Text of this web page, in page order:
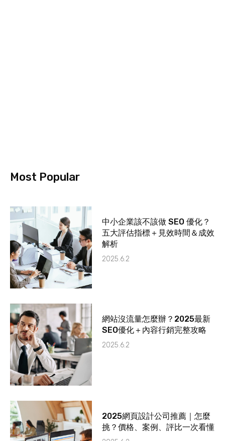
Most Popular
中小企業該不該做 SEO 優化？
五大評估指標＋見效時間＆成效
解析
2025.6.2
網站沒流量怎麼辦？2025最新
SEO優化＋內容行銷完整攻略
2025.6.2
2025網頁設計公司推薦｜怎麼
挑？價格、案例、評比一次看懂